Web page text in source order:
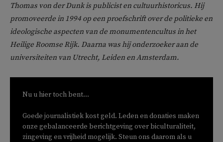
Thomas von der Dunk is publicist en cultuurhistoricus. Hij
promoveerde in 1994 op een proefschrift over de politieke en
ideologische aspecten van de monumentencultus in het
Heilige Roomse Rijk. Daarna was hij onderzoeker aan de
universiteiten van Utrecht, Leiden en Amsterdam.
Nu u hier toch bent...
Goede journalistiek kost geld. Leden en donaties maken
onze gebalanceerde berichtgeving over biculturaliteit,
zingeving en vrijheid mogelijk. Steun ons daarom als u